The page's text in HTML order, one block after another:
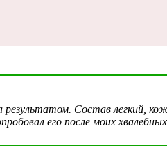
результатом. Состав легкий,
его после моих